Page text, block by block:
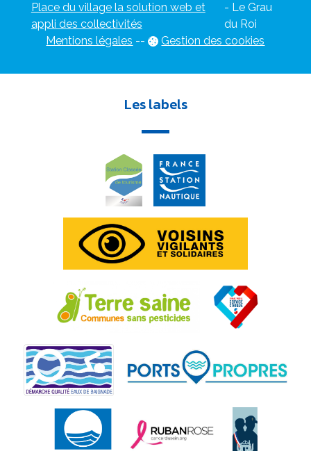
Place du village la solution web et
appli des collectivités
- Le Grau
du Roi
Mentions légales -- Gestion des cookies
Les labels